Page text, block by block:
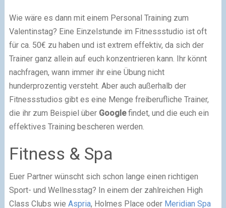
Wie wäre es dann mit einem Personal Training zum
Valentinstag? Eine Einzelstunde im Fitnessstudio ist oft
für ca. 50€ zu haben und ist extrem effektiv, da sich der
Trainer ganz allein auf euch konzentrieren kann. Ihr könnt
nachfragen, wann immer ihr eine Übung nicht
hunderprozentig versteht. Aber auch außerhalb der
Fitnessstudios gibt es eine Menge freiberufliche Trainer,
die ihr zum Beispiel über Googlefindet, und die euch ein
effektives Training bescheren werden.
Fitness & Spa
Euer Partner wünscht sich schon lange einen richtigen
Sport- und Wellnesstag? In einem der zahlreichen High
Class Clubs wie Aspria, Holmes Place oder Meridian Spa